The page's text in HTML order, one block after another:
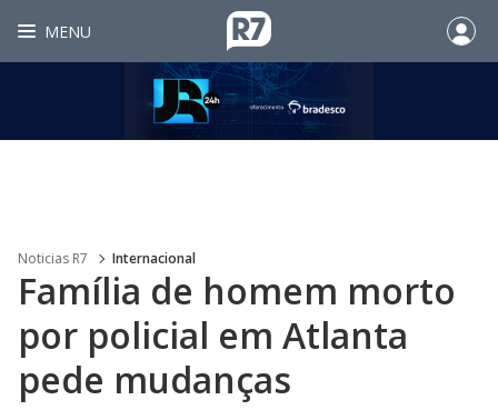
MENU
Noticias R7 Internacional
Família de homem morto
por policial em Atlanta
pede mudanças